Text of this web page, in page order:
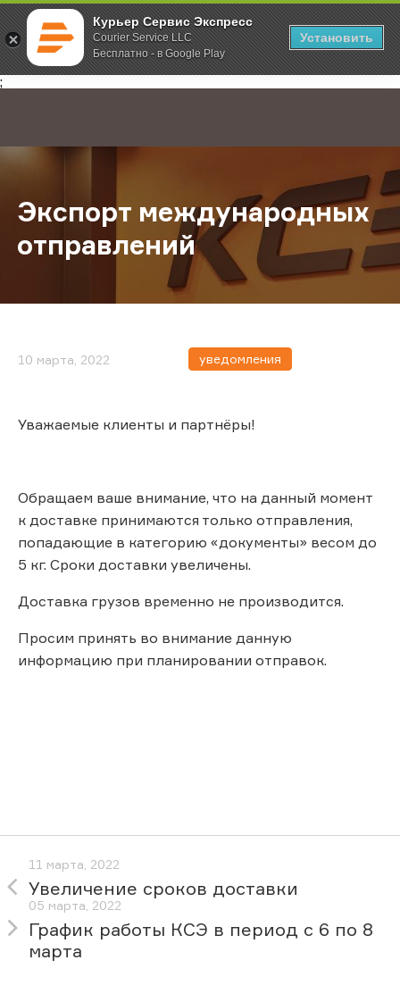
Курьер Сервис Экспресс
Courier Service LLC
Бесплатно - в Google Play
Установить
;
Главная О компании Новости Экспорт международных
Экспорт международных
отправлений
10 марта, 2022 уведомления
Уважаемые клиенты и партнёры!
Обращаем ваше внимание, что на данный момент
к доставке принимаются только отправления,
попадающие в категорию «документы» весом до
5 кг. Сроки доставки увеличены.
Доставка грузов временно не производится.
Просим принять во внимание данную
информацию при планировании отправок.
11 марта, 2022
Увеличение сроков доставки
05 марта, 2022
График работы КСЭ в период с 6 по 8
марта